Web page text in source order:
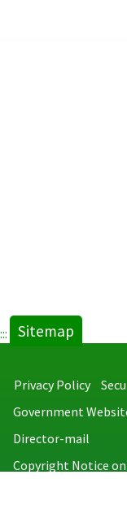
::: Sitemap
Privacy Policy
Government
Director-mail
Copyright Notice